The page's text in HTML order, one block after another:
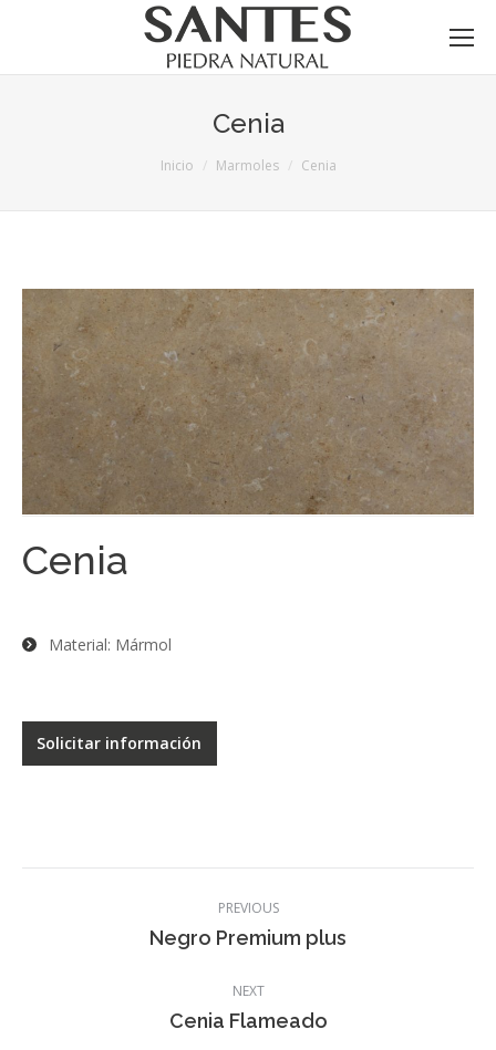
Cenia
Inicio Marmoles Cenia
Cenia
Material: Mármol
Solicitar información
navigation
PREVIOUS
Previous
Negro Premium plus
NEXT
Next
Cenia Flameado